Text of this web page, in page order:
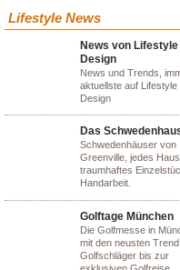
Lifestyle News
News von
Design
News und Trends,
aktuellste auf Lifestyle
Design
Das
Schwedenhäuser von
Greenville, jedes
traumhaftes
Handarbeit.
Golftage München
Die Golfmesse in
mit den neusten
Golfschläger bis zur